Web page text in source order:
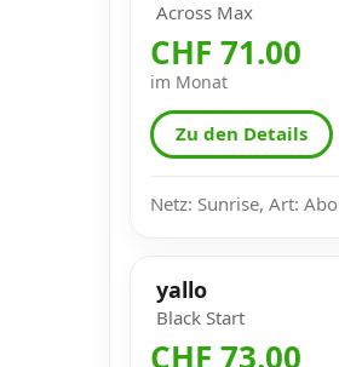
Across Max
CHF 71.00
im Monat
Zu den Details
Netz: Sunrise, Art: Abo
yallo
Black Start
CHF 73.00